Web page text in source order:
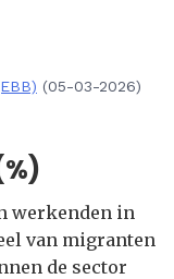
(05-03-2026)
werkenden in
van migranten
de sector